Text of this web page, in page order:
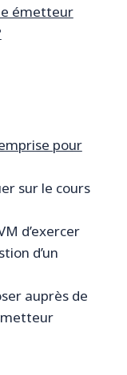
émetteur
pour
sur le cours
d’exercer
d’un
auprès de